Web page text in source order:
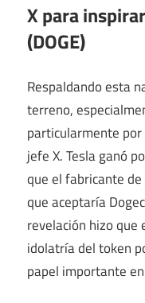
X para
(DOGE)
Respaldando esta
terreno,
particularmente
jefe X. Tesla ganó
que el fabricante
que aceptaría
revelación hizo que
idolatría del token
papel importante